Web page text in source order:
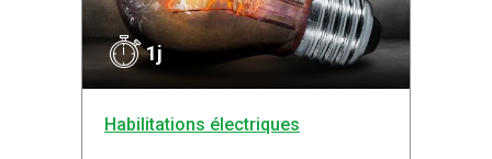
1j
Habilitations électriques